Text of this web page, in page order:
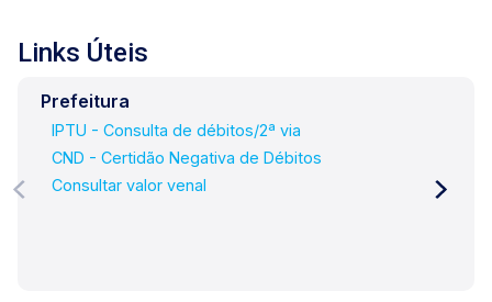
Links Úteis
Prefeitura
IPTU - Consulta de débitos/2ª via
CND - Certidão Negativa de Débitos
Consultar valor venal